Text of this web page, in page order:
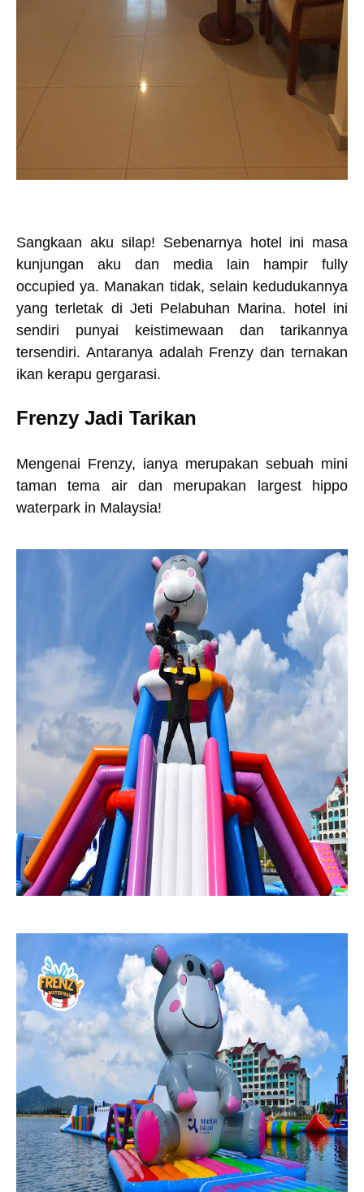
Sangkaan aku silap! Sebenarnya hotel ini masa
kunjungan aku dan media lain hampir fully
occupied ya. Manakan tidak, selain kedudukannya
yang terletak di Jeti Pelabuhan Marina. hotel ini
sendiri punyai keistimewaan dan tarikannya
tersendiri. Antaranya adalah Frenzy dan ternakan
ikan kerapu gergarasi.
Frenzy Jadi Tarikan
Mengenai Frenzy, ianya merupakan sebuah mini
taman tema air dan merupakan largest hippo
waterpark in Malaysia!